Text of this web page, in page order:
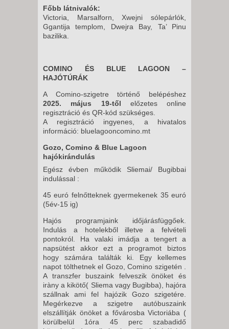
Főbb látnivalók:
Victoria, Marsalforn, Xwejni sólepárlók,
Ggantija templom, Dwejra Bay, Ta’ Pinu
bazilika.
COMINO ÉS BLUE LAGOON –
HAJÓTÚRÁK
A Comino-szigetre történő belépéshez
2025. május 19-től előzetes online
regisztráció és QR-kód szükséges.
A regisztráció ingyenes, a hivatalos
információ: bluelagooncomino.mt
Gozo, Comino & Blue Lagoon
hajókirándulás
Egész évben működik Sliemai/ Bugibbai
indulással :
45 euró felnőtteknek gyermekenek 35 euró
(5év-15 ig)
Hajós programjaink időjárásfüggőek.
Indulás a hotelekből illetve a felvételi
pontokról. Ha valaki imádja a tengert a
napsütést akkor ezt a programot biztos
hogy számára találták ki. Egy kellemes
napot tölthetnek el Gozo, Comino szigetén .
A transzfer buszaink felveszik önöket és
iràny a kikötő( Sliema vagy Bugibba), hajóra
szállnak ami fel hajózik Gozo szigetére.
Megérkezve a szigetre autóbuszaink
elszállítják önöket a fővárosba Victoriába (
körülbelül 1óra 45 perc szabadidő